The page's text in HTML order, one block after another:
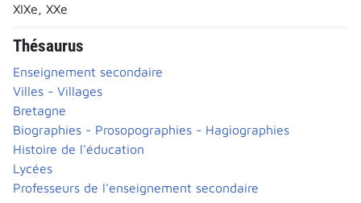
XIXe, XXe
Thésaurus
Enseignement secondaire
Villes - Villages
Bretagne
Biographies - Prosopographies - Hagiographies
Histoire de l'éducation
Lycées
Professeurs de l'enseignement secondaire